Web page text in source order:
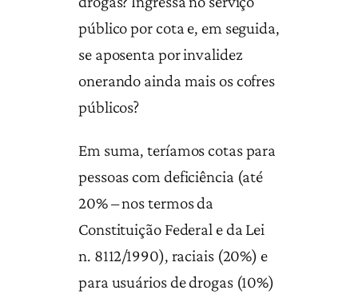
público por cota e, em seguida,
se aposenta por invalidez
onerando ainda mais os cofres
públicos?
Em suma, teríamos cotas para
pessoas com deficiência (até
20% – nos termos da
Constituição Federal e da Lei
n. 8112/1990), raciais (20%) e
para usuários de drogas (10%)